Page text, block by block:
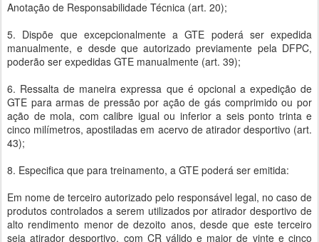
Anotação de Responsabilidade Técnica (art. 20);
5. Dispõe que excepcionalmente a GTE poderá ser expedida
manualmente, e desde que autorizado previamente pela DFPC,
poderão ser expedidas GTE manualmente (art. 39);
6. Ressalta de maneira expressa que é opcional a expedição de
GTE para armas de pressão por ação de gás comprimido ou por
ação de mola, com calibre igual ou inferior a seis ponto trinta e
cinco milímetros, apostiladas em acervo de atirador desportivo (art.
43);
8. Especifica que para treinamento, a GTE poderá ser emitida:
Em nome de terceiro autorizado pelo responsável legal, no caso de
produtos controlados a serem utilizados por atirador desportivo de
alto rendimento menor de dezoito anos, desde que este terceiro
seja atirador desportivo, com CR válido e maior de vinte e cinco